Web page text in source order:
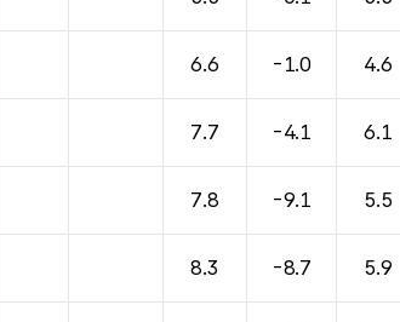
6.6 -1.0 4.6
7.7 -4.1 6.1
7.8 -9.1 5.5
8.3 -8.7 5.9